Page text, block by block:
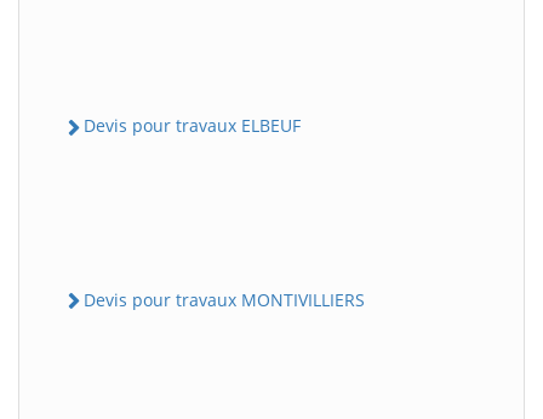
Devis pour travaux ELBEUF
Devis pour travaux MONTIVILLIERS